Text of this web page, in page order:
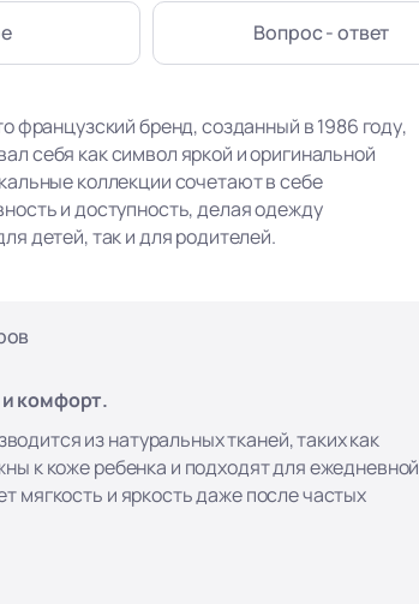
Вопрос - ответ
французский бренд, созданный в 1986 году,
себя как символ яркой и оригинальной
коллекции сочетают в себе
и доступность, делая одежду
детей, так и для родителей.
комфорт.
из натуральных тканей, таких как
к коже ребенка и подходят для ежедневной
мягкость и яркость даже после частых